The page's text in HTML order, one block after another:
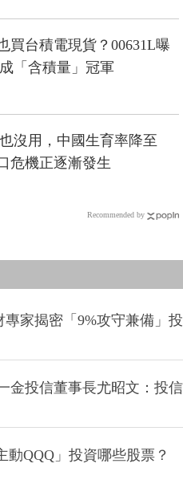
買台積電現貨？00631L曝
「含積量」冠軍
沒用，中國生育率降至
危機正逐漸發生
Recommended by
家揭密「9%攻守兼備」投
金投信董事長尤昭文：投信
動QQQ」投資哪些股票？